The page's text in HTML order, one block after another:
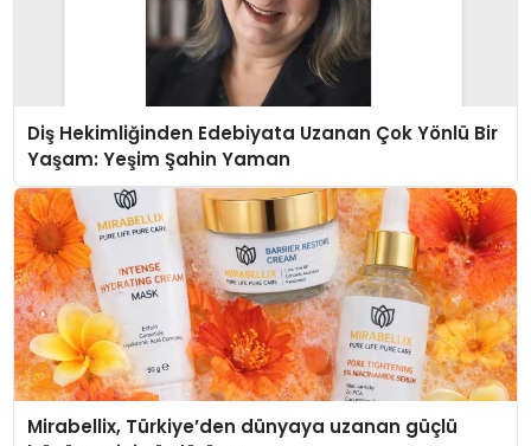
Diş Hekimliğinden Edebiyata Uzanan Çok Yönlü Bir
Yaşam: Yeşim Şahin Yaman
Mirabellix, Türkiye’den dünyaya uzanan güçlü